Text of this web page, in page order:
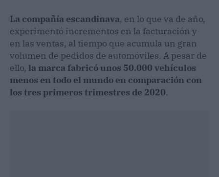
La compañía escandinava, en lo que va de año,
experimentó incrementos en la facturación y
en las ventas, al tiempo que acumula un gran
volumen de pedidos de automóviles. A pesar de
ello, la marca fabricó unos 50.000 vehículos
menos en todo el mundo en comparación con
los tres primeros trimestres de 2020.